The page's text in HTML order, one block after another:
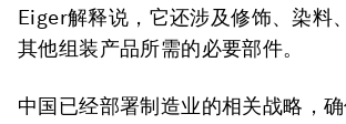
Eiger解释说，它还涉及修饰、染料
其他组装产品所需的必要部件。
中国已经部署制造业的相关战略，